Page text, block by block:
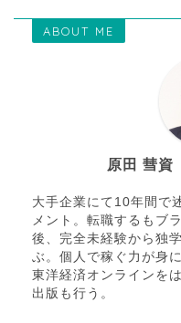
ABOUT ME
原田 彗資
大手企業にて10年間で
メント。転職するもブ
後、完全未経験から独
ぶ。個人で稼ぐ力が身
東洋経済オンラインを
出版も行う。